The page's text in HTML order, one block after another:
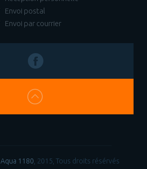
Envoi postal
Envoi par courrier
Aqua 1180 , 2015, Tous droits résérvés